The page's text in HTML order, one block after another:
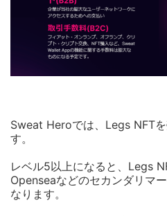
Sweat Heroでは、Legs NFT
す。
レベル5以上になると、Legs
Openseaなどのセカンダリマ
なります。